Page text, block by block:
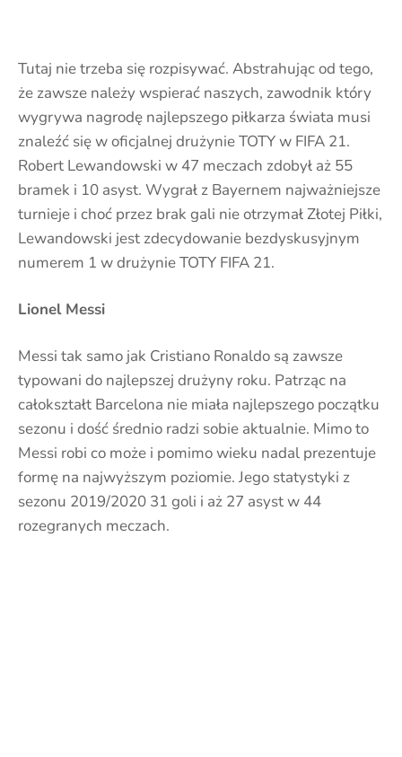
Tutaj nie trzeba się rozpisywać. Abstrahując od tego,
że zawsze należy wspierać naszych, zawodnik który
wygrywa nagrodę najlepszego piłkarza świata musi
znaleźć się w oficjalnej drużynie TOTY w FIFA 21.
Robert Lewandowski w 47 meczach zdobył aż 55
bramek i 10 asyst. Wygrał z Bayernem najważniejsze
turnieje i choć przez brak gali nie otrzymał Złotej Piłki,
Lewandowski jest zdecydowanie bezdyskusyjnym
numerem 1 w drużynie TOTY FIFA 21.
Lionel Messi
Messi tak samo jak Cristiano Ronaldo są zawsze
typowani do najlepszej drużyny roku. Patrząc na
całokształt Barcelona nie miała najlepszego początku
sezonu i dość średnio radzi sobie aktualnie. Mimo to
Messi robi co może i pomimo wieku nadal prezentuje
formę na najwyższym poziomie. Jego statystyki z
sezonu 2019/2020 31 goli i aż 27 asyst w 44
rozegranych meczach.